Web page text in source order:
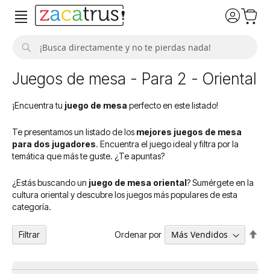
Juegos de mesa - Para 2 - Oriental
¡Encuentra tu juego de mesa perfecto en este listado!
Te presentamos un listado de los mejores juegos de mesa
para dos jugadores. Encuentra el juego ideal y filtra por la
temática que más te guste. ¿Te apuntas?
¿Estás buscando un juego de mesa oriental? Sumérgete en la
cultura oriental y descubre los juegos más populares de esta
categoría.
Ordenar por
Filtrar